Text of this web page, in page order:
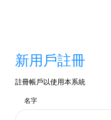
新用戶註冊
註冊帳戶以使用本系統
名字